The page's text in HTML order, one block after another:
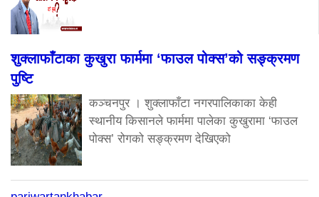
शुक्लाफाँटाका कुखुरा फार्ममा ‘फाउल पोक्स’को सङ्क्रमण
पुष्टि
कञ्चनपुर । शुक्लाफाँटा नगरपालिकाका केही
स्थानीय किसानले फार्ममा पालेका कुखुरामा ‘फाउल
पोक्स’ रोगको सङ्क्रमण देखिएको